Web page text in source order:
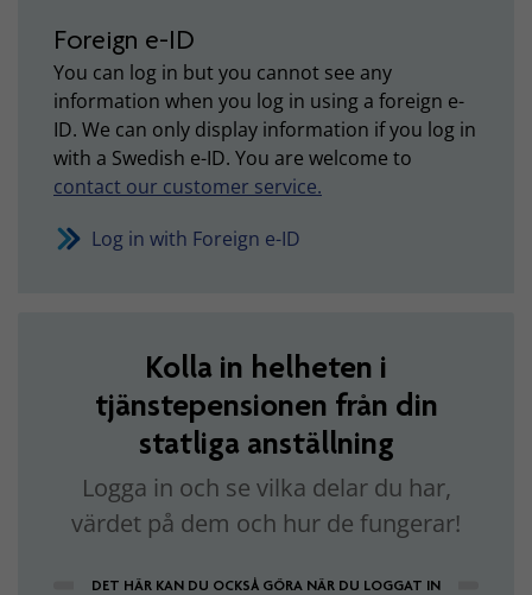
Foreign e-ID
You can log in but you cannot see any
information when you log in using a foreign e-
ID. We can only display information if you log in
with a Swedish e-ID. You are welcome to
contact our customer service.
Log in with Foreign e-ID
Kolla in helheten i
tjänstepensionen från din
statliga anställning
Logga in och se vilka delar du har,
värdet på dem och hur de fungerar!
DET HÄR KAN DU OCKSÅ GÖRA NÄR DU LOGGAT IN